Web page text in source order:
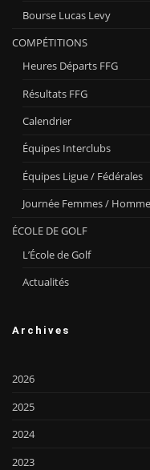
Bourse Lucas Levy
COMPÉTITIONS
Heures Départs FFG
Résultats FFG
Calendrier
Équipes Interclubs
Équipes Ligue / Fédérales
Journée Femmes /
ÉCOLE DE GOLF
L’École de Golf
Actualités
Archives
2026
2025
2024
2023